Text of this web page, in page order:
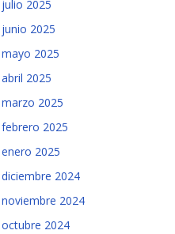
julio 2025
junio 2025
mayo 2025
abril 2025
marzo 2025
febrero 2025
enero 2025
diciembre 2024
noviembre 2024
octubre 2024